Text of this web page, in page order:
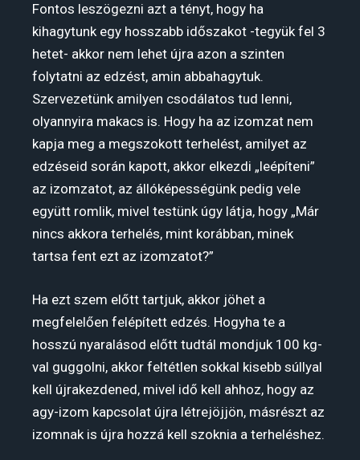
Fontos leszögezni azt a tényt, hogy ha
kihagytunk egy hosszabb időszakot -tegyük fel 3
hetet- akkor nem lehet újra azon a szinten
folytatni az edzést, amin abbahagytuk.
Szervezetünk amilyen csodálatos tud lenni,
olyannyira makacs is. Hogy ha az izomzat nem
kapja meg a megszokott terhelést, amilyet az
edzéseid során kapott, akkor elkezdi „leépíteni”
az izomzatot, az állóképességünk pedig vele
együtt romlik, mivel testünk úgy látja, hogy „Már
nincs akkora terhelés, mint korábban, minek
tartsa fent ezt az izomzatot?”
Ha ezt szem előtt tartjuk, akkor jöhet a
megfelelően felépített edzés. Hogyha te a
hosszú nyaralásod előtt tudtál mondjuk 100 kg-
val guggolni, akkor feltétlen sokkal kisebb súllyal
kell újrakezdened, mivel idő kell ahhoz, hogy az
agy-izom kapcsolat újra létrejöjjön, másrészt az
izomnak is újra hozzá kell szoknia a terheléshez.